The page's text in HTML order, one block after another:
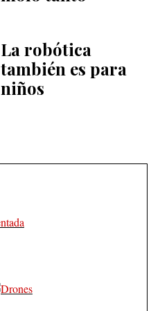
La robótica
también es para
niños